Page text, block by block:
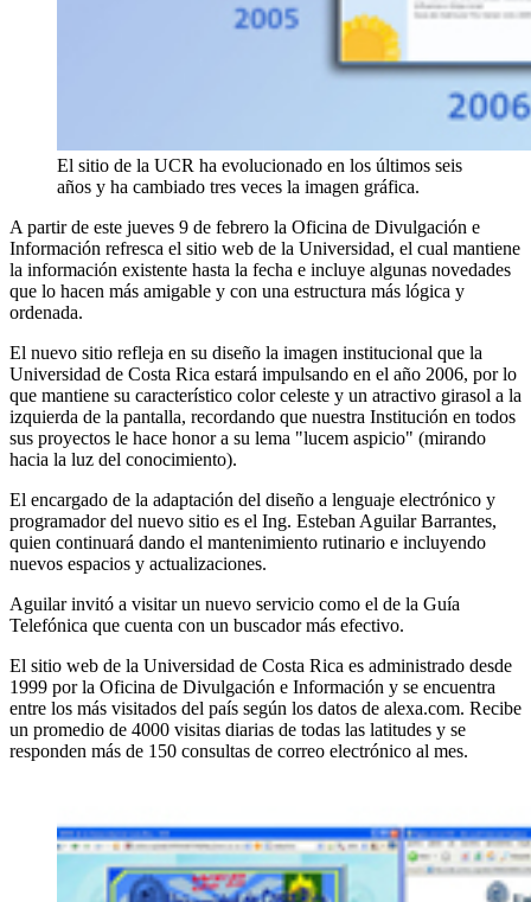
El sitio de la UCR ha evolucionado en los últimos seis
años y ha cambiado tres veces la imagen gráfica.
A partir de este jueves 9 de febrero la Oficina de Divulgación e
Información refresca el sitio web de la Universidad, el cual mantiene
la información existente hasta la fecha e incluye algunas novedades
que lo hacen más amigable y con una estructura más lógica y
ordenada.
El nuevo sitio refleja en su diseño la imagen institucional que la
Universidad de Costa Rica estará impulsando en el año 2006, por lo
que mantiene su característico color celeste y un atractivo girasol a la
izquierda de la pantalla, recordando que nuestra Institución en todos
sus proyectos le hace honor a su lema "lucem aspicio" (mirando
hacia la luz del conocimiento).
El encargado de la adaptación del diseño a lenguaje electrónico y
programador del nuevo sitio es el Ing. Esteban Aguilar Barrantes,
quien continuará dando el mantenimiento rutinario e incluyendo
nuevos espacios y actualizaciones.
Aguilar invitó a visitar un nuevo servicio como el de la Guía
Telefónica que cuenta con un buscador más efectivo.
El sitio web de la Universidad de Costa Rica es administrado desde
1999 por la Oficina de Divulgación e Información y se encuentra
entre los más visitados del país según los datos de alexa.com. Recibe
un promedio de 4000 visitas diarias de todas las latitudes y se
responden más de 150 consultas de correo electrónico al mes.